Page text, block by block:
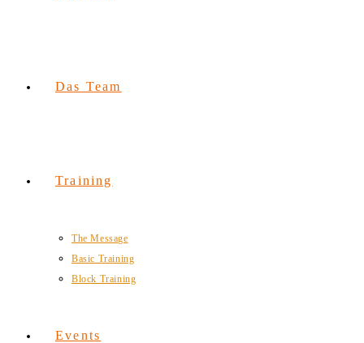
Das Team
Training
The Message
Basic Training
Block Training
Events